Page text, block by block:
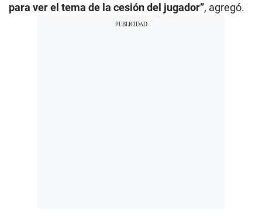
para ver el tema de la cesión del jugador”, agregó.